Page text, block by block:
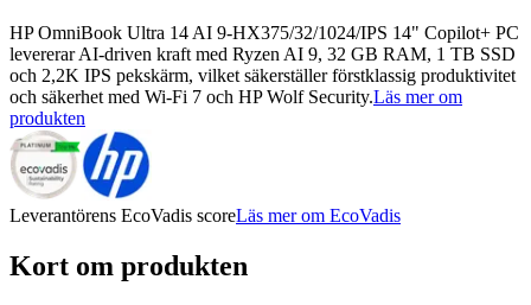
HP OmniBook Ultra 14 AI 9-HX375/32/1024/IPS 14" Copilot+ PC
levererar AI-driven kraft med Ryzen AI 9, 32 GB RAM, 1 TB SSD
och 2,2K IPS pekskärm, vilket säkerställer förstklassig produktivitet
och säkerhet med Wi-Fi 7 och HP Wolf Security.Läs mer om
produkten
Leverantörens EcoVadis scoreLäs mer om EcoVadis
Kort om produkten